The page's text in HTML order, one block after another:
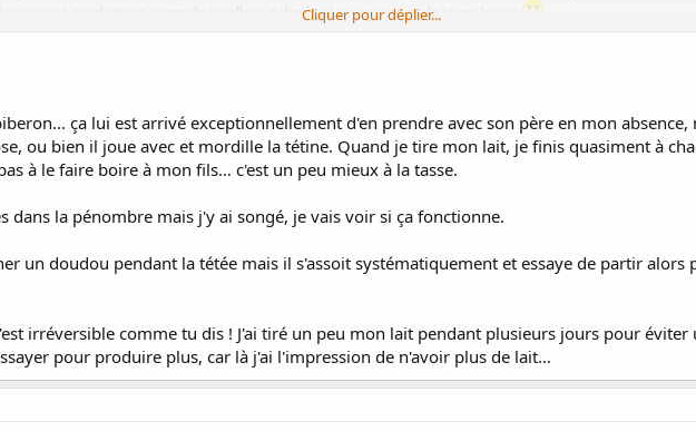
une production normale si celle-ci a diminué par manque de stimulation
Cliquer pour déplier...
ça lui est arrivé exceptionnellement d'en prendre avec son père en mon
ou bien il joue avec et mordille la tétine. Quand je tire mon lait, je finis quasiment à
à le faire boire à mon fils… c'est un peu mieux à la tasse.
dans la pénombre mais j'y ai songé, je vais voir si ça fonctionne.
un doudou pendant la tétée mais il s'assoit systématiquement et essaye de partir
irréversible comme tu dis ! J'ai tiré un peu mon lait pendant plusieurs jours pour
pour produire plus, car là j'ai l'impression de n'avoir plus de lait…